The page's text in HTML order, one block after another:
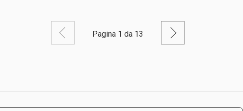
Pagina precedente
Pagina 1 da 13